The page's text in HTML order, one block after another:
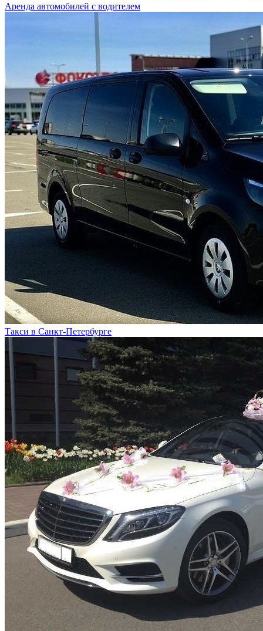
Аренда автомобилей с водителем
Такси в Санкт-Петербурге